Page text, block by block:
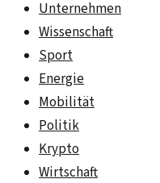
Unternehmen
Wissenschaft
Sport
Energie
Mobilität
Politik
Krypto
Wirtschaft